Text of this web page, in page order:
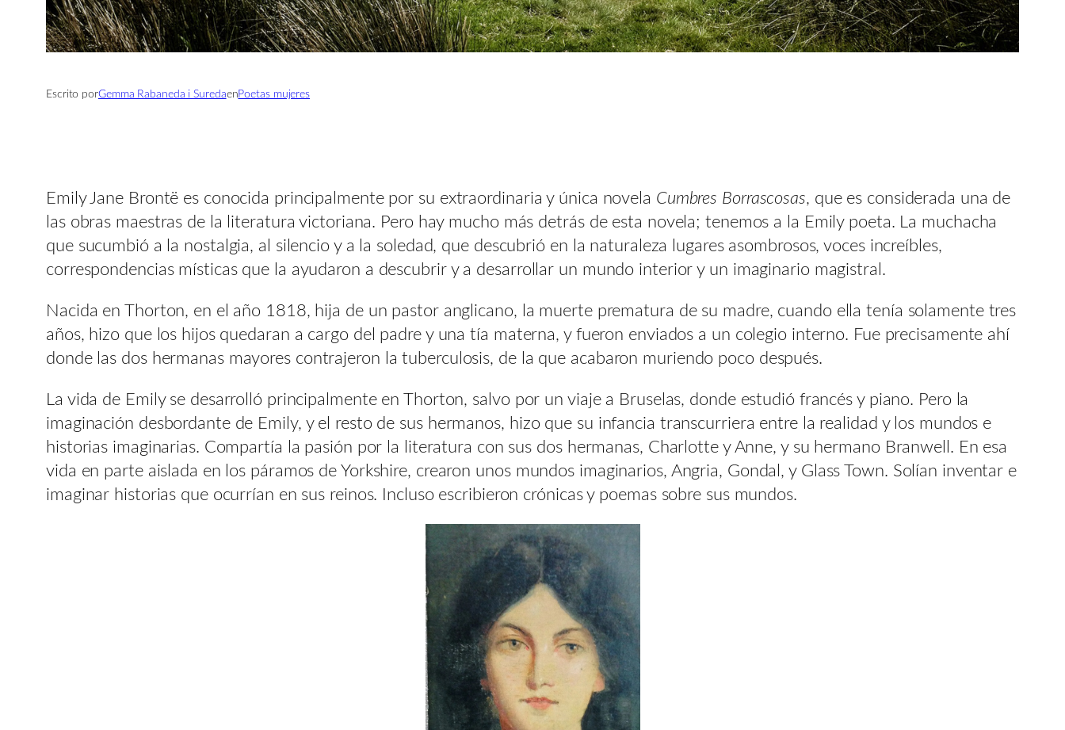
Escrito porGemma Rabaneda i SuredaenPoetas mujeres
Emily Jane Brontë es conocida principalmente por su extraordinaria y única novela Cumbres Borrascosas, que es considerada una de
las obras maestras de la literatura victoriana. Pero hay mucho más detrás de esta novela; tenemos a la Emily poeta. La muchacha
que sucumbió a la nostalgia, al silencio y a la soledad, que descubrió en la naturaleza lugares asombrosos, voces increíbles,
correspondencias místicas que la ayudaron a descubrir y a desarrollar un mundo interior y un imaginario magistral.
Nacida en Thorton, en el año 1818, hija de un pastor anglicano, la muerte prematura de su madre, cuando ella tenía solamente tres
años, hizo que los hijos quedaran a cargo del padre y una tía materna, y fueron enviados a un colegio interno. Fue precisamente ahí
donde las dos hermanas mayores contrajeron la tuberculosis, de la que acabaron muriendo poco después.
La vida de Emily se desarrolló principalmente en Thorton, salvo por un viaje a Bruselas, donde estudió francés y piano. Pero la
imaginación desbordante de Emily, y el resto de sus hermanos, hizo que su infancia transcurriera entre la realidad y los mundos e
historias imaginarias. Compartía la pasión por la literatura con sus dos hermanas, Charlotte y Anne, y su hermano Branwell. En esa
vida en parte aislada en los páramos de Yorkshire, crearon unos mundos imaginarios, Angria, Gondal, y Glass Town. Solían inventar e
imaginar historias que ocurrían en sus reinos. Incluso escribieron crónicas y poemas sobre sus mundos.